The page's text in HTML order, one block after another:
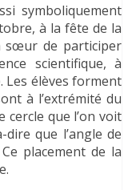
symboliquement
à la fête de la
sœur de participer
scientifique, à
Les élèves forment
à l’extrémité du
cercle que l’on voit
que l’angle de
placement de la